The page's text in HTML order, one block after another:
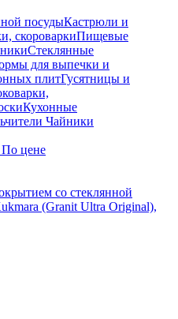
посудыКастрюли и
скороваркиПищевые
Стеклянные
для выпечки и
плитГусятницы и
Кухонные
Чайники
По цене
со стеклянной
(Granit Ultra Original),